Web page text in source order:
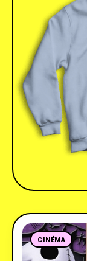
CINÉMA